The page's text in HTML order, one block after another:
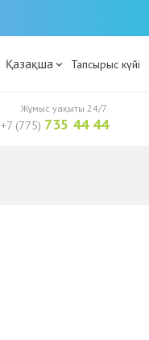
Қазақша Тапсырыс күйі
+7 (775) 735 44 44
Жұмыс уақыты 24/7